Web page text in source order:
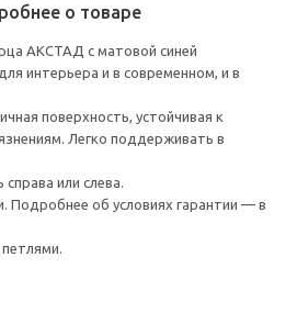
о товаре
АКСТАД с матовой синей
интерьера и в современном, и в
поверхность, устойчивая к
Легко поддерживать в
или слева.
Подробнее об условиях гарантии — в